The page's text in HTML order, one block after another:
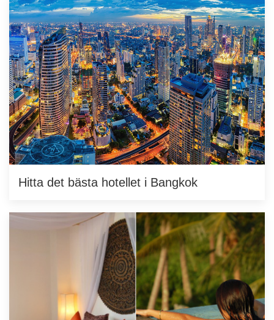
Hitta det bästa hotellet i Bangkok